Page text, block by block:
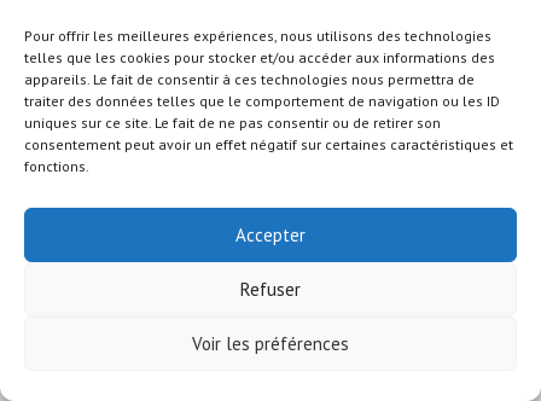
Pour offrir les meilleures expériences, nous utilisons des technologies
telles que les cookies pour stocker et/ou accéder aux informations des
appareils. Le fait de consentir à ces technologies nous permettra de
traiter des données telles que le comportement de navigation ou les ID
uniques sur ce site. Le fait de ne pas consentir ou de retirer son
consentement peut avoir un effet négatif sur certaines caractéristiques et
fonctions.
Accepter
Refuser
Voir les préférences
© COPYRIGHT - OCEANWP THEME BY NICK